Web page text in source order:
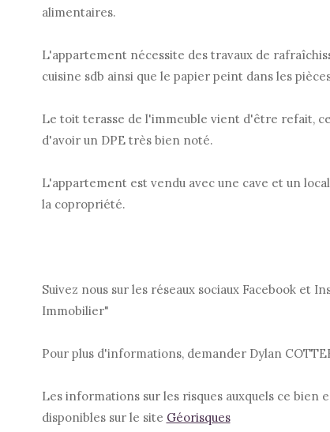
alimentaires.
L'appartement nécessite des travaux de
cuisine sdb ainsi que le papier peint dans les
Le toit terasse de l'immeuble vient d'être refait,
d'avoir un DPE très bien noté.
L'appartement est vendu avec une cave et un
la copropriété.
Suivez nous sur les réseaux sociaux Facebook et
Immobilier"
Pour plus d'informations, demander Dylan
Les informations sur les risques auxquels ce bien
disponibles sur le site Géorisques